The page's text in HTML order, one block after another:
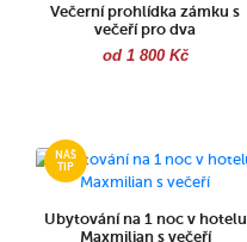
Večerní prohlídka zámku s
večeří pro dva
od 1 800 Kč
Ubytování na 1 noc v hotelu
Maxmilian s večeří